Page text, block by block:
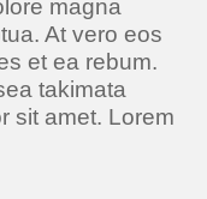
magna
At vero eos
et ea rebum.
takimata
sit amet. Lorem